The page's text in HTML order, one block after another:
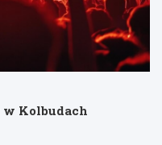
w Kolbudach